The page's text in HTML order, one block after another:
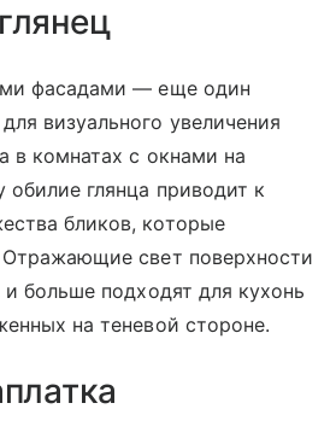
фасадами — еще один
визуального увеличения
в комнатах с окнами на
обилие глянца приводит к
бликов, которые
Отражающие свет поверхности
больше подходят для кухонь
на теневой стороне.